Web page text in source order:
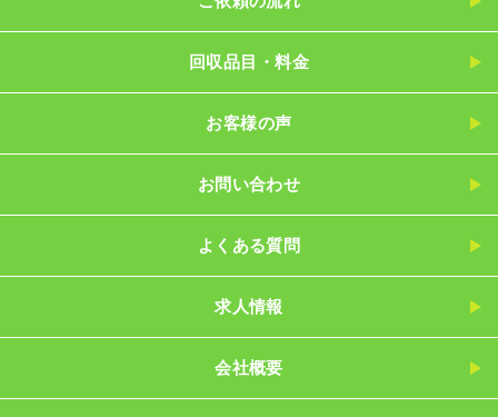
回収品目・料金
お客様の声
お問い合わせ
よくある質問
求人情報
会社概要